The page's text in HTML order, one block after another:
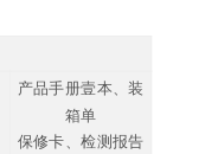
产品手册壹本、装
箱单
保修卡、检测报告